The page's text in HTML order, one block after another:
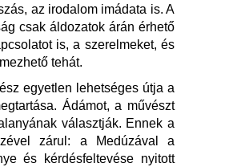
az irodalom imádata is. A
csak áldozatok árán érhető
is, a szerelmeket, és
tehát.
egyetlen lehetséges útja a
Ádámot, a művészt
választják. Ennek a
zárul: a Medúzával a
és kérdésfeltevése nyitott